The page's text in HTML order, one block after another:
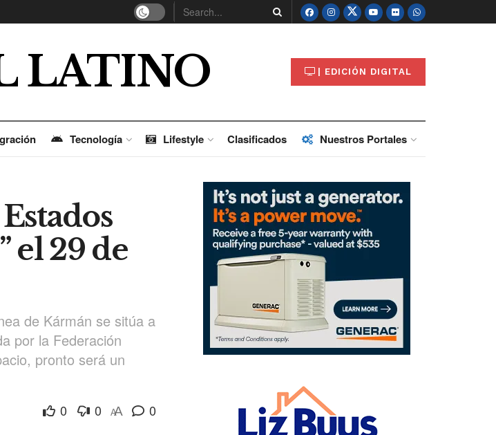
LATINO | EDICIÓN DIGITAL
Tecnología Lifestyle Clasificados Nuestros Portales
el 29 de
de Kármán se sitúa a
por la Federación
pronto será un
0 0 AA 0